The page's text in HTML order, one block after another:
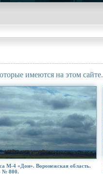
имеются на этом сайте.
М-4 «Дон». Воронежская область.
№ 800.